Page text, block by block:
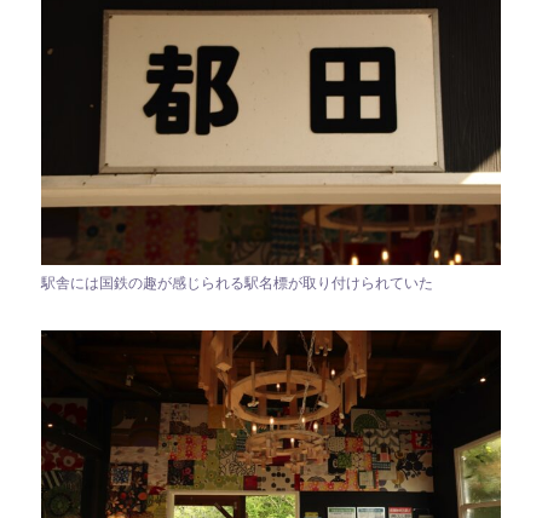
駅舎には国鉄の趣が感じられる駅名標が取り付けられていた